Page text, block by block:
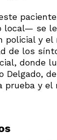
local— se
policial y
de los
donde
prueba y